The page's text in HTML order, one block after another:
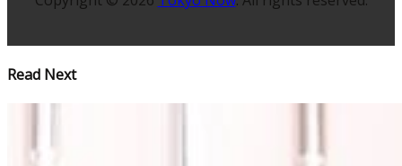
Read Next